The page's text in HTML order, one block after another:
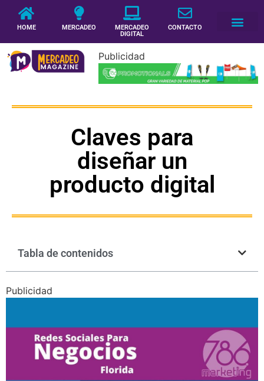
HOME MERCADEO
MERCADEO
DIGITAL
CONTACTO
Publicidad
Claves para
diseñar un
producto digital
Tabla de contenidos
Publicidad